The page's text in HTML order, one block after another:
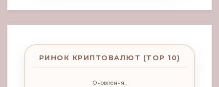
РИНОК КРИПТОВАЛЮТ (TOP 10)
Оновлення...